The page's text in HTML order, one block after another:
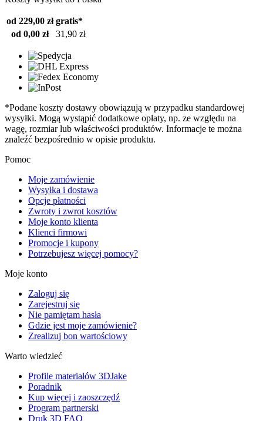
od 229,00 zł gratis*
od 0,00 zł
31,90 zł
*Podane koszty dostawy obowiązują w przypadku standardowej
wysyłki. Mogą wystąpić dodatkowe opłaty, np. ze względu na
wagę, rozmiar lub właściwości produktów. Informacje te można
znaleźć bezpośrednio w opisie produktu.
Pomoc
Moje zamówienie
Wysyłka i dostawa
Opcje płatności
Zwroty i zwrot kosztów
Moje konto klienta
Klienci firmowi
Promocje i kupony
Potrzebujesz więcej pomocy?
Moje konto
Zaloguj się
Zarejestruj się
Nie pamiętam hasła
Gdzie jest moje zamówienie?
Zrealizuj bon wartościowy
Warto wiedzieć
Profile materiałów 3DJake
Poradnik
Kup więcej i zaoszczędź
Program partnerski
Druk 3D FAQ